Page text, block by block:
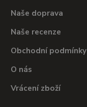
Naše doprava
Naše recenze
Obchodní podmínky
O nás
Vrácení zboží